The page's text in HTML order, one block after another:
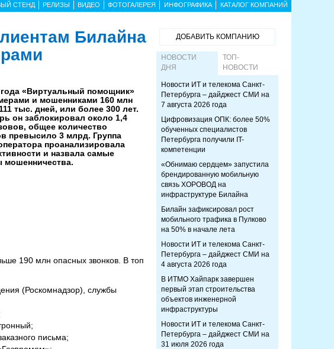
СТЕНД РЕЛИЗЫ ВИДЕО ФОТОГАЛЕРЕЯ ИНФОГРАФИКА КАТАЛОГ КОМПАНИЙ
Билайна
«Виртуальный помощник»
и мошенниками 160 млн
тыс. дней, или более 300 лет.
он заблокировал около 1,4
общее количество
превысило 3 млрд. Группа
проанализировала
и назвала самые
мошенничества.
190 млн опасных звонков. В топ
(Роскомнадзор), службы
письма;
ДОБАВИТЬ КОМПАНИЮ
НОВОСТИ
ДНЯ
ТОП-
НОВОСТИ
Новости ИТ и телекома Санкт-
Петербурга – дайджест СМИ на
7 августа 2026 года
Цифровизация ОПК: более 50%
обученных специалистов
Петербурга получили IT-
компетенции
«Обнимаю сердцем» запустила
брендированную мобильную
связь ХОРОВОД на
инфраструктуре Билайна
Билайн зафиксировал рост
мобильного трафика в Пулково
на 50% в начале лета
Новости ИТ и телекома Санкт-
Петербурга – дайджест СМИ на
4 августа 2026 года
В ИТМО Хайпарк завершен
первый этап строительства
объектов инженерной
инфраструктуры
Новости ИТ и телекома Санкт-
Петербурга – дайджест СМИ на
31 июля 2026 года